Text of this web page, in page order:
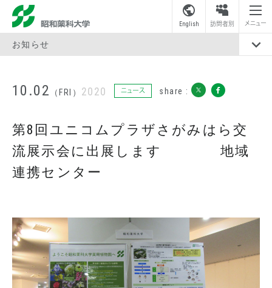
English 訪問者別 メニュー
10.02 （FRI） 2020 ニュース share :
第8回ユニコムプラザさがみはら交
流展示会に出展します 地域
連携センター
お知らせ